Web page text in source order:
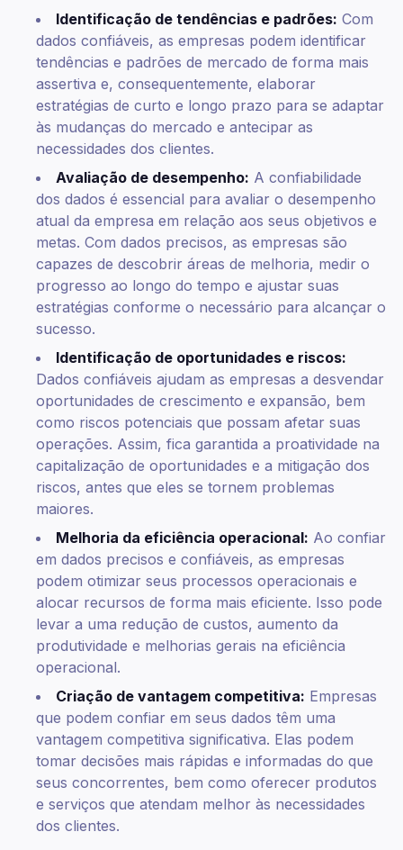
Identificação de tendências e padrões: Com
dados confiáveis, as empresas podem identificar
tendências e padrões de mercado de forma mais
assertiva e, consequentemente, elaborar
estratégias de curto e longo prazo para se adaptar
às mudanças do mercado e antecipar as
necessidades dos clientes.
Avaliação de desempenho: A confiabilidade
dos dados é essencial para avaliar o desempenho
atual da empresa em relação aos seus objetivos e
metas. Com dados precisos, as empresas são
capazes de descobrir áreas de melhoria, medir o
progresso ao longo do tempo e ajustar suas
estratégias conforme o necessário para alcançar o
sucesso.
Identificação de oportunidades e riscos:
Dados confiáveis ajudam as empresas a desvendar
oportunidades de crescimento e expansão, bem
como riscos potenciais que possam afetar suas
operações. Assim, fica garantida a proatividade na
capitalização de oportunidades e a mitigação dos
riscos, antes que eles se tornem problemas
maiores.
Melhoria da eficiência operacional: Ao confiar
em dados precisos e confiáveis, as empresas
podem otimizar seus processos operacionais e
alocar recursos de forma mais eficiente. Isso pode
levar a uma redução de custos, aumento da
produtividade e melhorias gerais na eficiência
operacional.
Criação de vantagem competitiva: Empresas
que podem confiar em seus dados têm uma
vantagem competitiva significativa. Elas podem
tomar decisões mais rápidas e informadas do que
seus concorrentes, bem como oferecer produtos
e serviços que atendam melhor às necessidades
dos clientes.